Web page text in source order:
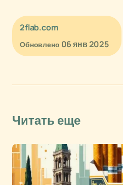
2flab.com
Обновлено 06 янв 2025
Читать еще